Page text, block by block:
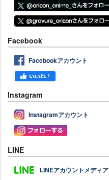
Facebook
Facebookアカウント
Instagram
Instagramアカウント
LINE
LINEアカウントメディア